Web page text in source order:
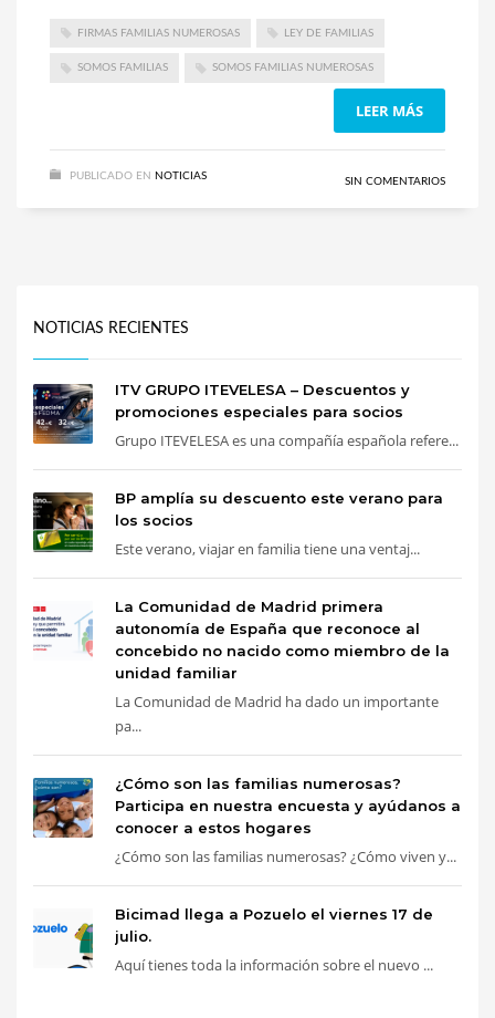
FIRMAS FAMILIAS NUMEROSAS LEY DE FAMILIAS
SOMOS FAMILIAS SOMOS FAMILIAS NUMEROSAS
LEER MÁS
PUBLICADO EN NOTICIAS SIN COMENTARIOS
NOTICIAS RECIENTES
ITV GRUPO ITEVELESA – Descuentos y
promociones especiales para socios
Grupo ITEVELESA es una compañía española refere...
BP amplía su descuento este verano para
los socios
Este verano, viajar en familia tiene una ventaj...
La Comunidad de Madrid primera
autonomía de España que reconoce al
concebido no nacido como miembro de la
unidad familiar
La Comunidad de Madrid ha dado un importante
pa...
¿Cómo son las familias numerosas?
Participa en nuestra encuesta y ayúdanos a
conocer a estos hogares
¿Cómo son las familias numerosas? ¿Cómo viven y...
Bicimad llega a Pozuelo el viernes 17 de
julio.
Aquí tienes toda la información sobre el nuevo ...